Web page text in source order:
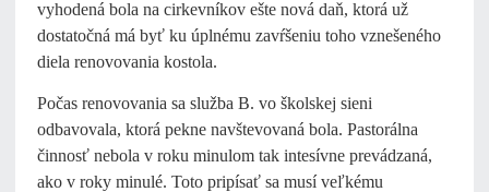
vyhodená bola na cirkevníkov ešte nová daň, ktorá už
dostatočná má byť ku úplnému zavŕšeniu toho vznešeného
diela renovovania kostola.
Počas renovovania sa služba B. vo školskej sieni
odbavovala, ktorá pekne navštevovaná bola. Pastorálna
činnosť nebola v roku minulom tak intesívne prevádzaná,
ako v roky minulé. Toto pripísať sa musí veľkému